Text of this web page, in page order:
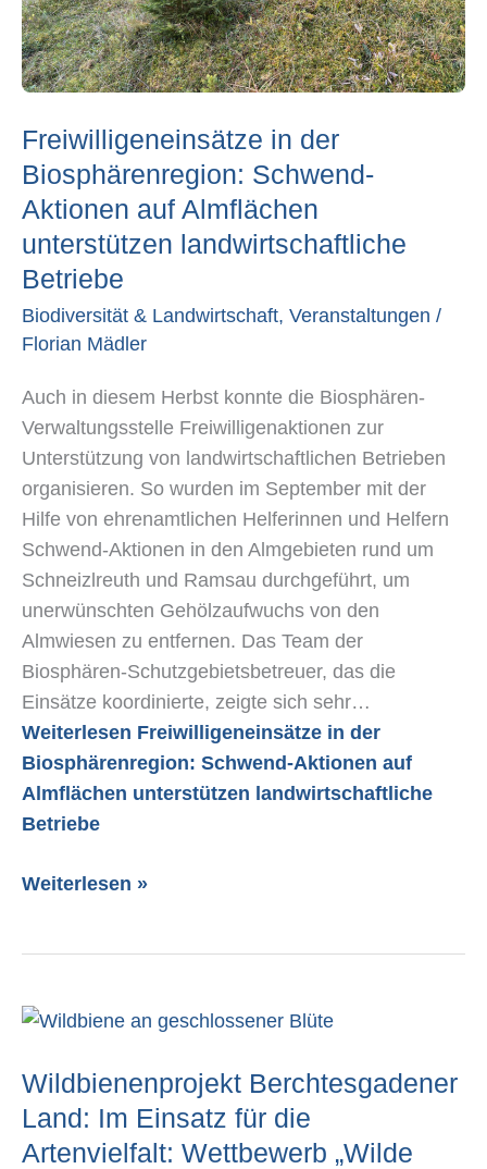
Freiwilligeneinsätze in der
Biosphärenregion: Schwend-
Aktionen auf Almflächen
unterstützen landwirtschaftliche
Betriebe
Biodiversität & Landwirtschaft, Veranstaltungen /
Florian Mädler
Auch in diesem Herbst konnte die Biosphären-
Verwaltungsstelle Freiwilligenaktionen zur
Unterstützung von landwirtschaftlichen Betrieben
organisieren. So wurden im September mit der
Hilfe von ehrenamtlichen Helferinnen und Helfern
Schwend-Aktionen in den Almgebieten rund um
Schneizlreuth und Ramsau durchgeführt, um
unerwünschten Gehölzaufwuchs von den
Almwiesen zu entfernen. Das Team der
Biosphären-Schutzgebietsbetreuer, das die
Einsätze koordinierte, zeigte sich sehr…
Weiterlesen Freiwilligeneinsätze in der
Biosphärenregion: Schwend-Aktionen auf
Almflächen unterstützen landwirtschaftliche
Betriebe
unterstützen
landwirtschaftliche
Betriebe
Weiterlesen »
Wildbienenprojekt Berchtesgadener
Land: Im Einsatz für die
Artenvielfalt: Wettbewerb „Wilde
Wildbienenprojekt
Land:
Im
Einsatz